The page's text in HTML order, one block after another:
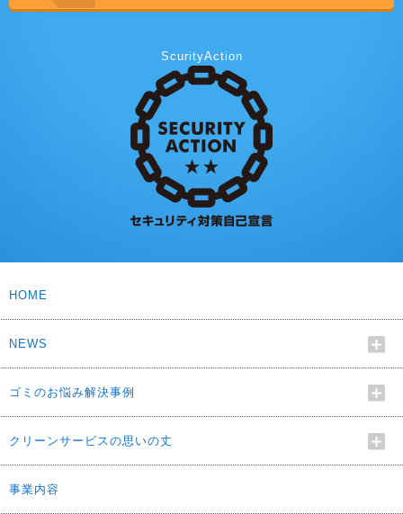
ScurityAction
HOME
NEWS
ゴミのお悩み解決事例
クリーンサービスの思いの丈
事業内容